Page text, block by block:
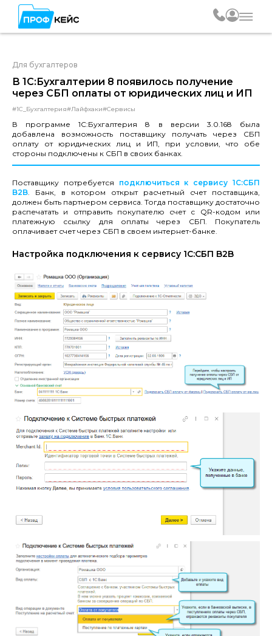
Для бухгалтеров
В 1С:Бухгалтерии 8 появилось получение
через СБП оплаты от юридических лиц и ИП
#1С_Бухгалтерия#Лайфхаки#Сервисы
В программе 1С:Бухгалтерия 8 в версии 3.0.168 была
добавлена возможность поставщику получать через СБП
оплату от юридических лиц и ИП, при условии, что обе
стороны подключены к СБП в своих банках.
Поставщику потребуется подключиться к сервису 1С:СБП
B2B. Банк, в котором открыт расчетный счет поставщика,
должен быть партнером сервиса. Тогда поставщику достаточно
распечатать и отправить покупателю счет с QR-кодом или
платежную ссылку для оплаты через СБП. Покупатель
оплачивает счет через СБП в своем интернет-банке.
Настройка подключения к сервису 1С:СБП B2B